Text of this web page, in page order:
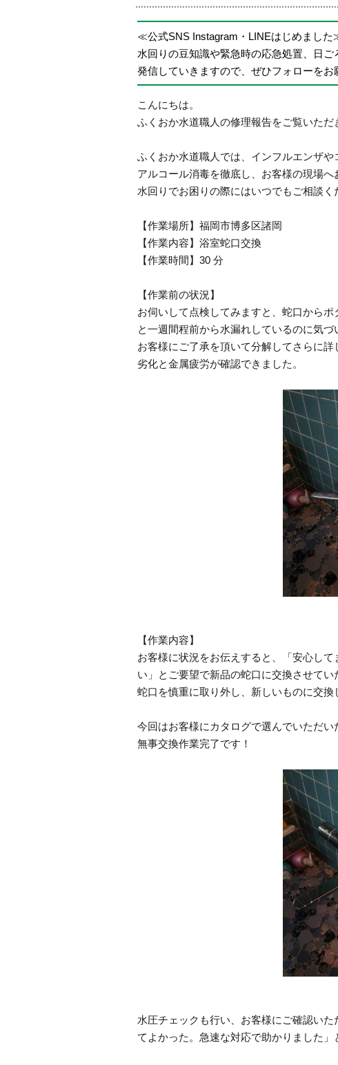
≪公式SNS Instagram・LINEはじめまし
水回りの豆知識や緊急時の応急処置、日
発信していきますので、ぜひフォローをお
こんにちは。
ふくおか水道職人の修理報告をご覧いただ
ふくおか水道職人では、インフルエンザや
アルコール消毒を徹底し、お客様の現場へ
水回りでお困りの際にはいつでもご相談く
【作業場所】福岡市博多区諸岡
【作業内容】浴室蛇口交換
【作業時間】30 分
【作業前の状況】
お伺いして点検してみますと、蛇口から
と一週間程前から水漏れしているのに気づ
お客様にご了承を頂いて分解してさらに
劣化と金属疲労が確認できました。
【作業内容】
お客様に状況をお伝えすると、「安心し
い」とご要望で新品の蛇口に交換させてい
蛇口を慎重に取り外し、新しいものに交換
今回はお客様にカタログで選んでいただい
無事交換作業完了です！
水圧チェックも行い、お客様にご確認い
てよかった。急速な対応で助かりました」